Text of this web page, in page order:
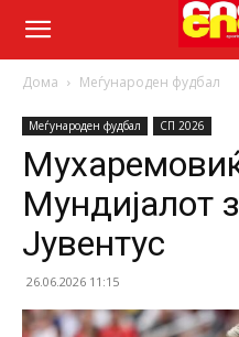
Дома Меѓународен фудбал
Меѓународен фудбал СП 2026
Мундијалот
Јувентус
26.06.2026 11:15